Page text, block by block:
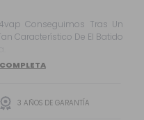
Un
Característico De El Batido
3 AÑOS DE GARANTÍA